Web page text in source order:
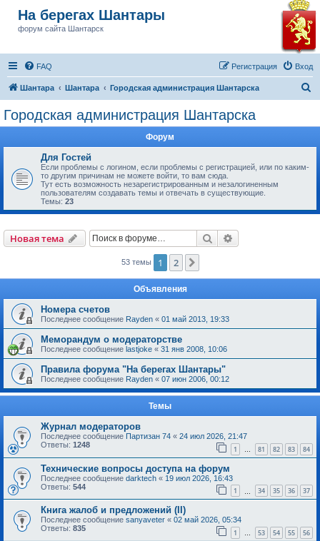
На берегах Шантары
форум сайта Шантарск
FAQ Вход
Регистрация
Шантара Шантара Городская администрация Шантарска
Городская администрация Шантарска
Форум
Для Гостей
Если проблемы с логином, если проблемы с регистрацией, или по каким-
то другим причинам не можете войти, то вам сюда.
Тут есть возможность незарегистрированным и незалогиненным
пользователям создавать темы и отвечать в существующие.
Темы: 23
Новая тема Поиск
53 темы 1 2
Объявления
Номера счетов
Последнее сообщение Rayden « 01 май 2013, 19:33
Меморандум о модераторстве
Последнее сообщение lastjoke « 31 янв 2008, 10:06
Правила форума "На берегах Шантары"
Последнее сообщение Rayden « 07 июн 2006, 00:12
Темы
Журнал модераторов
Последнее сообщение Партизан 74 « 24 июл 2026, 21:47
Ответы: 1248 1 … 81 82 83 84
Технические вопросы доступа на форум
Последнее сообщение darktech « 19 июл 2026, 16:43
Ответы: 544 1 34 35 36 37
Книга жалоб и предложений (II)
Последнее сообщение sanyaveter « 02 май 2026, 05:34
Ответы: 835 1 … 53 54 55 56